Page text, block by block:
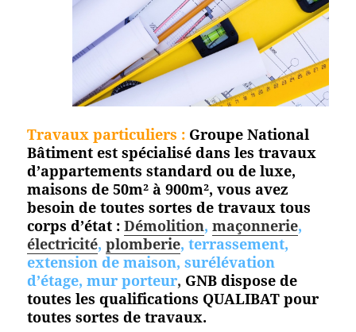
Travaux particuliers : Groupe National
Bâtiment est spécialisé dans les travaux
d’appartements standard ou de luxe,
maisons de 50m² à 900m², vous avez
besoin de toutes sortes de travaux tous
corps d’état : Démolition,maçonnerie,
électricité,plomberie, terrassement,
extension de maison, surélévation
d’étage, mur porteur, GNB dispose de
toutes les qualifications QUALIBAT pour
toutessortes de travaux.